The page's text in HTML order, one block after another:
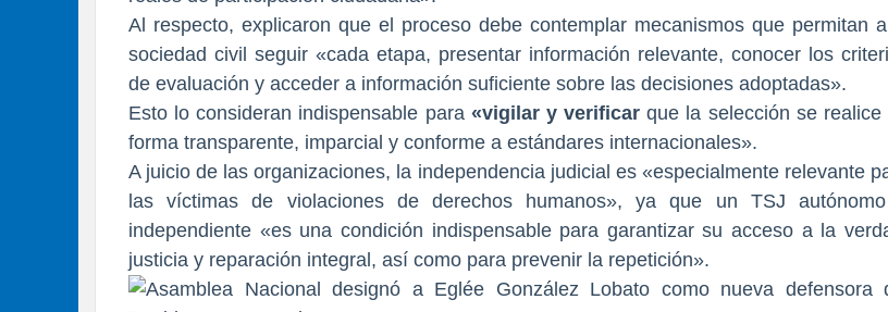
Al respecto, explicaron que el proceso debe contemplar mecanismos que permitan
sociedad civil seguir «cada etapa, presentar información relevante, conocer los
de evaluación y acceder a información suficiente sobre las decisiones adoptadas».
Esto lo consideran indispensable para «vigilar y verificar que la selección se realice
forma transparente, imparcial y conforme a estándares internacionales».
A juicio de las organizaciones, la independencia judicial es «especialmente relevante
las víctimas de violaciones de derechos humanos», ya que un TSJ
independiente «es una condición indispensable para garantizar su acceso a la
justicia y reparación integral, así como para prevenir la repetición».